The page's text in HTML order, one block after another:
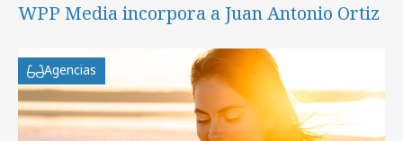
WPP Media incorpora a Juan Antonio Ortiz
Agencias